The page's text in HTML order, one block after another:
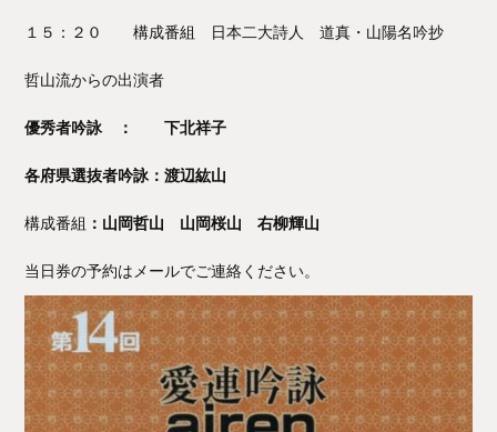
１５：２０ 構成番組 日本二大詩人 道真・山陽名吟抄
哲山流からの出演者
優秀者吟詠 ： 下北祥子
各府県選抜者吟詠：渡辺紘山
構成番組 ：山岡哲山 山岡桜山 右柳輝山
当日券の予約はメールでご連絡ください。